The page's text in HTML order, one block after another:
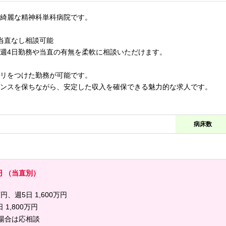
麗な精神科単科病院です。
直なし相談可能
4日勤務や当直の有無を柔軟に相談いただけます。
をつけた勤務が可能です。
スを保ちながら、安定した収入を確保できる魅力的な求人です。
病床数
当直別）
、週5日 1,600万円
1,800万円
応相談